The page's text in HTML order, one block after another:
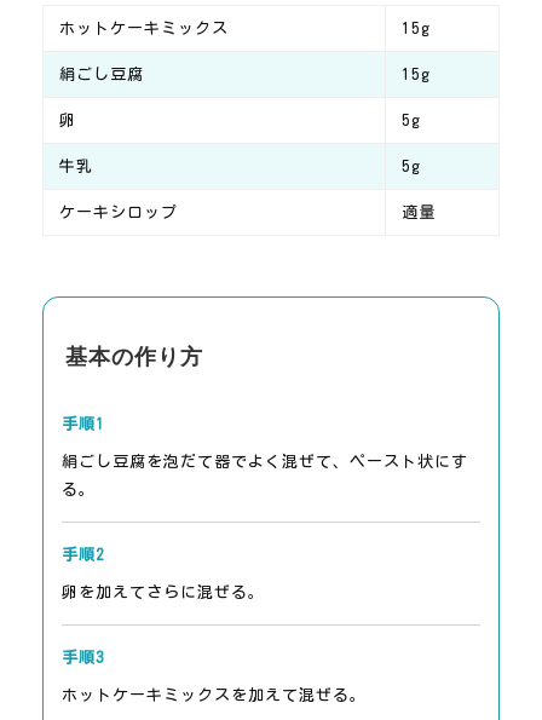
ホットケーキミックス 15g
絹ごし豆腐 15g
卵 5g
牛乳 5g
ケーキシロップ 適量
基本の作り方
手順1
絹ごし豆腐を泡だて器でよく混ぜて、ペースト状にす
る。
手順2
卵を加えてさらに混ぜる。
手順3
ホットケーキミックスを加えて混ぜる。